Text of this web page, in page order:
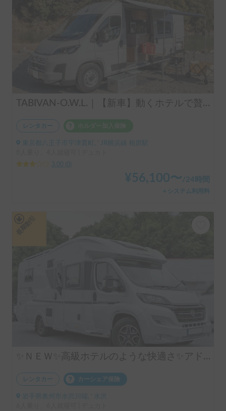
TABIVAN-O.W.L.｜【新車】動くホテルで贅沢な休日を🚐❄️エアコン・ＦＦヒーター完備のFIAT デュカト
レンタカー
東京都八王子市宇津貫町, ' JR横浜線 相原駅
3.00
¥56,100〜/24時間
＋システム利用料
✨ＮＥＷ✨高級ホテルのような快適さ✨アドリア マトリックス 670DL シュプリーム
レンタカー カーシェア保険
岩手県奥州市水沢川端, ' 水沢